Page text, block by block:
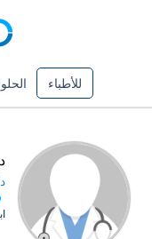
للأطباء